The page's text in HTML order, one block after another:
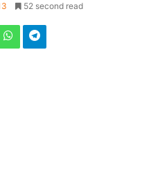
52 second read